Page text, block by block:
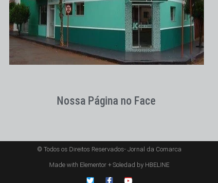
Nossa Página no Face
© Todos os Direitos Reservados- Jornal da Comarca
Made with Elementor + Soledad by HBELINE